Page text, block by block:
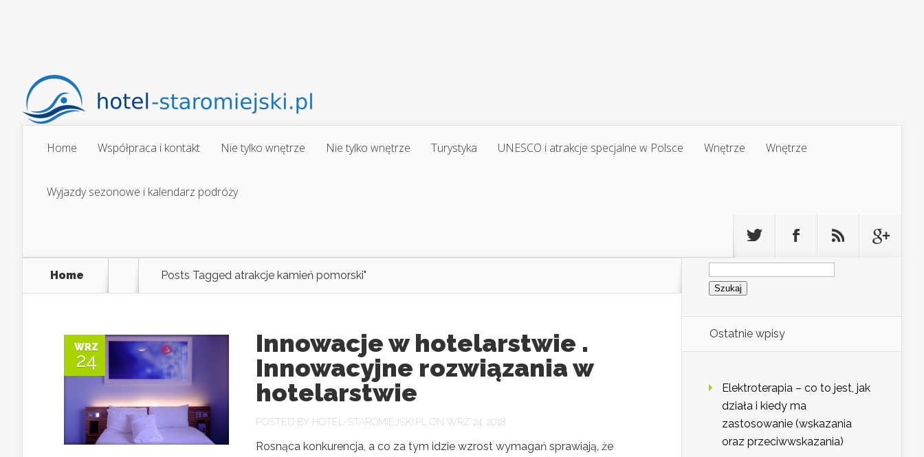
Home Współpraca i kontakt Nie tylko wnętrze Nie tylko wnętrze Turystyka UNESCO i atrakcje specjalne w Polsce Wnętrze Wnętrze
Wyjazdy sezonowe i kalendarz podróży
Home Posts Tagged atrakcje kamień pomorski"
WRZ
24
Innowacje w hotelarstwie .
Innowacyjne rozwiązania w
hotelarstwie
POSTED BY HOTEL-STAROMIEJSKI.PL ON WRZ 24, 2018
Rosnąca konkurencja, a co za tym idzie wzrost wymagań sprawiają, że
Szukaj:
Ostatnie wpisy
Elektroterapia – co to jest, jak
działa i kiedy ma
zastosowanie (wskazania
oraz przeciwwskazania)